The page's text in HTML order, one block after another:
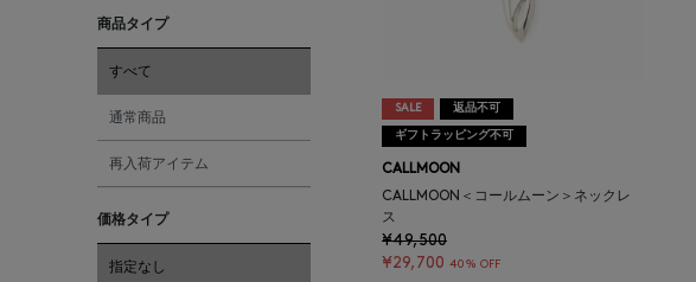
商品タイプ
すべて
通常商品
再入荷アイテム
価格タイプ
指定なし
SALE 返品不可
ギフトラッピング不可
CALLMOON
CALLMOON＜コールムーン＞ネックレ
ス
¥49,500
¥29,700 40% OFF